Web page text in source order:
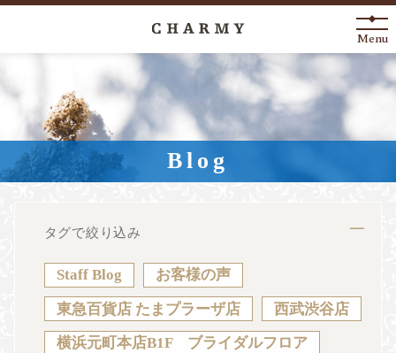
New Arrival
About
Engagement Ring
Anniversary
Menu
Blog
タグで絞り込み
Staff Blog お客様の声
東急百貨店 たまプラーザ店 西武渋谷店
横浜元町本店B1F ブライダルフロア